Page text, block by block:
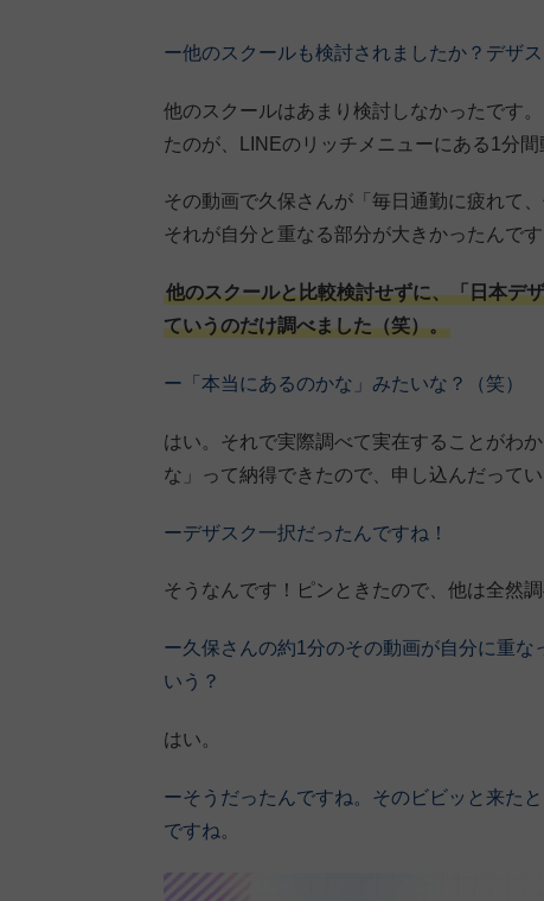
ー他のスクールも検討されましたか？デザ
他のスクールはあまり検討しなかったです
たのが、LINEのリッチメニューにある1分間
その動画で久保さんが「毎日通勤に疲れて
それが自分と重なる部分が大きかったんです
他のスクールと比較検討せずに、「日本デ
ていうのだけ調べました（笑）。
ー「本当にあるのかな」みたいな？（笑）
はい。それで実際調べて実在することがわ
な」って納得できたので、申し込んだってい
ーデザスク一択だったんですね！
そうなんです！ピンときたので、他は全然調
ー久保さんの約1分のその動画が自分に重
いう？
はい。
ーそうだったんですね。 そのビビッと来た
ですね。